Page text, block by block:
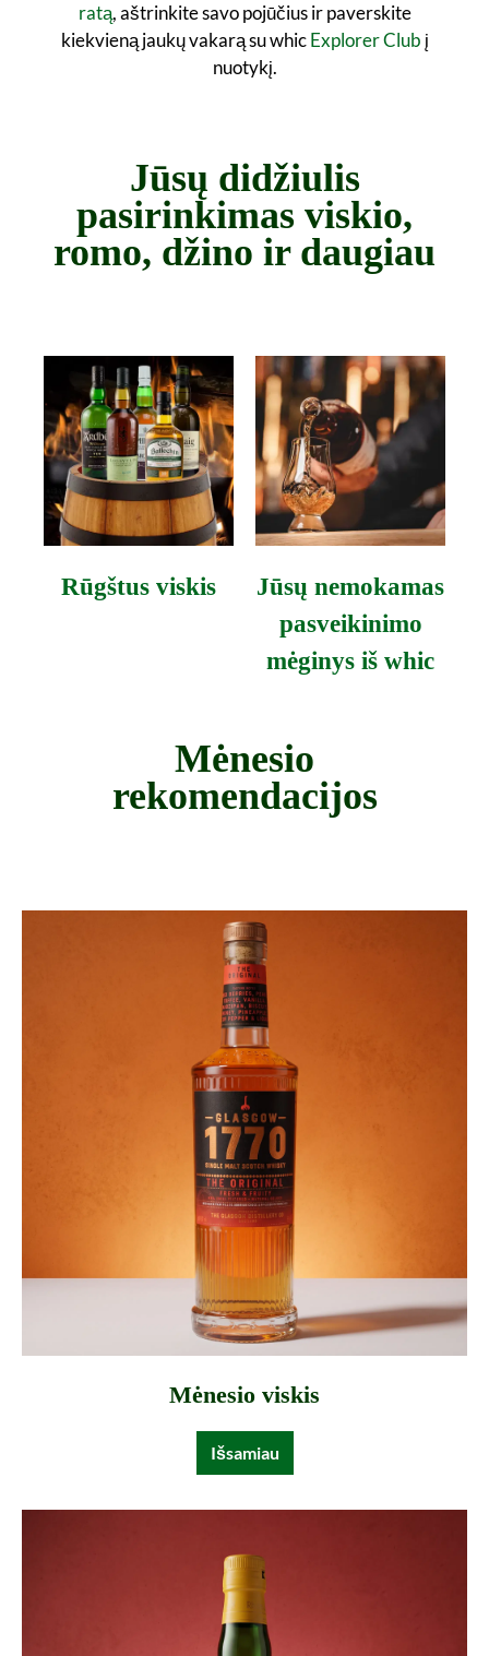
ratą, aštrinkite savo pojūčius ir paverskite
kiekvieną jaukų vakarą su whicExplorer Club į
nuotykį.
Jūsų didžiulis
pasirinkimas viskio,
romo, džino ir daugiau
Rūgštus viskis
Jūsų nemokamas
pasveikinimo
mėginys iš whic
Mėnesio
rekomendacijos
Mėnesio viskis
Išsamiau